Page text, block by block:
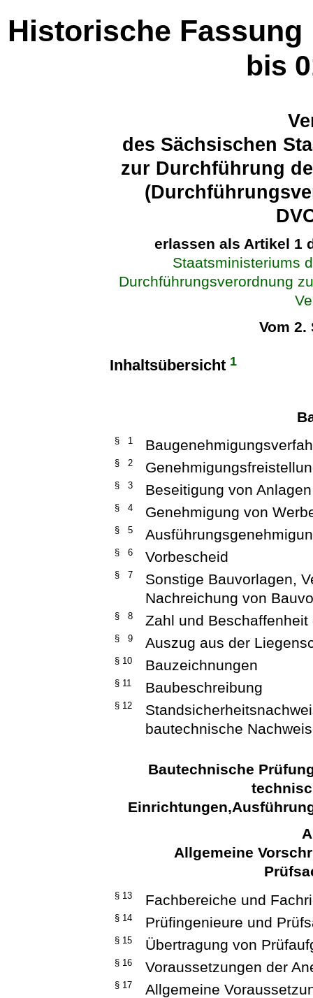
Historische Fassung
bis
des Sächsischen
zur Durchführung
erlassen als Artikel 1
Staatsministeriums
Durchführungsverordnung
Vom 2.
Inhaltsübersicht 1
§ 1
§ 2
§ 3 Beseitigung von Anlagen
§ 4 Genehmigung von
§ 5
§ 6 Vorbescheid
§ 7
Sonstige Bauvorlagen,
Nachreichung von
§ 8 Zahl und
§ 9 Auszug aus der
§ 10 Bauzeichnungen
§ 11 Baubeschreibung
§ 12
bautechnische
Bautechnische
Allgemeine
§ 13 Fachbereiche und
§ 14 Prüfingenieure und
§ 15 Übertragung von
§ 16 Voraussetzungen der
§ 17 Allgemeine